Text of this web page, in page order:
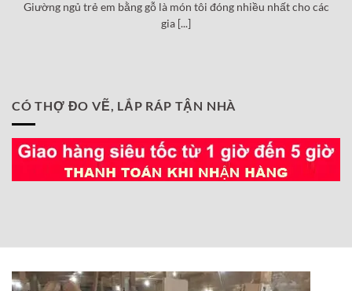
Giường ngủ trẻ em bằng gỗ là món tôi đóng nhiều nhất cho các
gia [...]
CÓ THỢ ĐO VẼ, LẮP RÁP TẬN NHÀ